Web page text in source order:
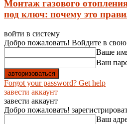
Монтаж газового
под ключ: почему это
войти в систему
Добро пожаловать! Войдите в
Ваше
Ваш
Forgot your password? Get help
завести аккаунт
завести аккаунт
Добро пожаловать!
Ваш